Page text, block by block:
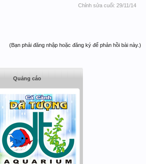
Chỉnh sửa cuối: 29/11/14
(Bạn phải đăng nhập hoặc đăng ký để phản hồi bài này.)
Quảng cáo